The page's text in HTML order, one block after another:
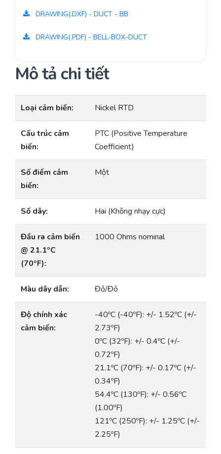
DRAWING(.DXF) - DUCT - BB
DRAWING(.PDF) - BELL-BOX-DUCT
Mô tả chi tiết
Loại cảm biến: Nickel RTD
Cấu trúc cảm
biến:
PTC (Positive Temperature
Coefficient)
Số điểm cảm
biến:
Một
Số dây: Hai (Không nhạy cực)
Đầu ra cảm biến
@ 21.1ºC
(70ºF):
1000 Ohms nominal
Màu dây dẫn: Đỏ/Đỏ
Độ chính xác
cảm biến:
-40ºC (-40ºF): +/- 1.52ºC (+/-
2.73ºF)
0ºC (32ºF): +/- 0.4ºC (+/-
0.72ºF)
21.1ºC (70ºF): +/- 0.17ºC (+/-
0.34ºF)
54.4ºC (130ºF): +/- 0.56ºC
(1.00ºF)
121ºC (250ºF): +/- 1.25ºC (+/-
2.25ºF)